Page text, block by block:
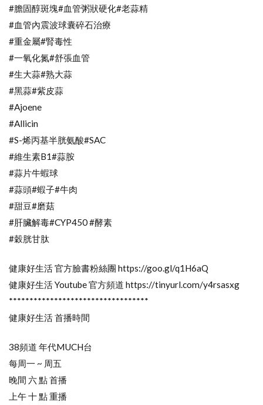
#膽固醇斑塊#血管粥狀硬化#老蒜精
#血管內震波球囊碎石治療
#重金屬#腎毒性
#一氧化氮#舒張血管
#生大蒜#熟大蒜
#黑蒜#紫皮蒜
#Ajoene
#Allicin
#S-烯丙基半胱氨酸#SAC
#維生素B1#蒜胺
#蒜片牛蝦球
#蒜頭#蝦子#牛肉
#甜豆#磨菇
#肝臟解毒#CYP450 #酵素
#穀胱甘肽
健康好生活 官方臉書粉絲團 https://goo.gl/q1H6aQ
健康好生活 Youtube 官方頻道 https://tinyurl.com/y4rsasxg
**********************************
健康好生活 首播時間
38頻道 年代MUCH台
每周一 ~ 周五
晚間 六 點 首播
上午 十 點 重播